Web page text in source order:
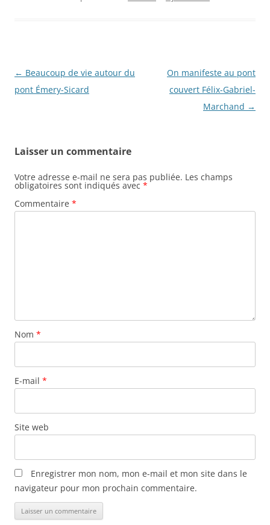
N
a
a
t
i
o
i
l
e
s
← Beaucoup de vie autour du
pont Émery-Sicard
On manifeste au pont
couvert Félix-Gabriel-
Marchand →
Laisser un commentaire
Votre adresse e-mail ne sera pas publiée. Les champs
obligatoires sont indiqués avec *
Commentaire *
Nom *
E-mail *
Site web
Enregistrer mon nom, mon e-mail et mon site dans le
navigateur pour mon prochain commentaire.